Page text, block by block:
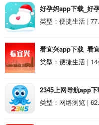
好孕妈app下载_好
类型：便捷生活 |
看宜兴app下载_看
类型：便捷生活 |
2345上网导航app
卓版
类型：网络浏览 |